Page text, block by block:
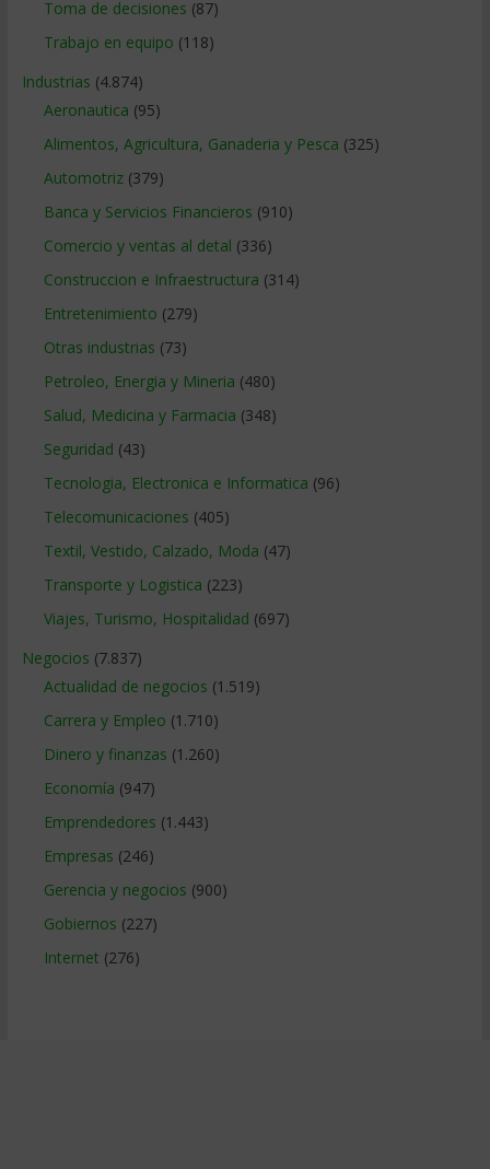
Toma de decisiones (87)
Trabajo en equipo (118)
Industrias (4.874)
Aeronautica (95)
Alimentos, Agricultura, Ganaderia y Pesca (325)
Automotriz(379)
Banca y Servicios Financieros (910)
Comercio y ventas al detal (336)
Construccion e Infraestructura (314)
Entretenimiento (279)
Otras industrias (73)
Petroleo, Energia y Mineria (480)
Salud, Medicina y Farmacia (348)
Seguridad (43)
Tecnologia, Electronica e Informatica (96)
Telecomunicaciones (405)
Textil, Vestido, Calzado, Moda (47)
Transporte y Logistica (223)
Viajes, Turismo, Hospitalidad (697)
Negocios (7.837)
Actualidad de negocios (1.519)
Carrera y Empleo (1.710)
Dinero y finanzas (1.260)
Economía (947)
Emprendedores (1.443)
Empresas (246)
Gerencia y negocios (900)
Gobiernos (227)
Internet (276)